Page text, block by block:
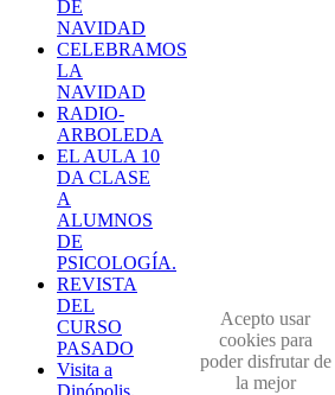
DE
NAVIDAD
CELEBRAMOS
LA
NAVIDAD
RADIO-
ARBOLEDA
EL AULA 10
DA CLASE
A
ALUMNOS
DE
PSICOLOGÍA.
REVISTA
DEL
CURSO
PASADO
Visita a
Dinópolis.
Acepto usar
cookies para
poder disfrutar de
la mejor